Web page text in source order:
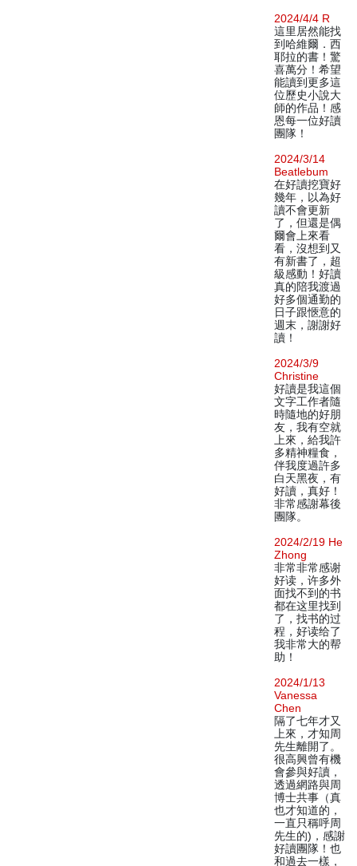
2024/4/4 R
這里居然能找
到哈維爾．西
耶拉的書！驚
喜萬分！希望
能讀到更多這
位歷史小說大
師的作品！感
恩每一位好讀
團隊！
2024/3/14
Beatlebum
在好讀挖寶好
幾年，以為好
讀不會更新
了，但還是偶
爾會上來看
看，沒想到又
有新書了，超
級感動！好讀
真的陪我渡過
好多個通勤的
日子跟愜意的
週末，謝謝好
讀！
2024/3/9
Christine
好讀是我這個
文字工作者隨
時隨地的好朋
友，我有空就
上來，給我許
多精神糧食，
伴我度過許多
白天黑夜，有
好讀，真好！
非常感謝幕後
團隊。
2024/2/19 He
Zhong
非常非常感谢
好读，许多外
面找不到的书
都在这里找到
了，找书的过
程，好读给了
我非常大的帮
助！
2024/1/13
Vanessa
Chen
隔了七年才又
上來，才知周
先生離開了。
很高興曾有機
會參與好讀，
透過網路與周
博士共事（真
也才知道的，
一直只稱呼周
先生的)，感謝
好讀團隊！也
和過去一樣，